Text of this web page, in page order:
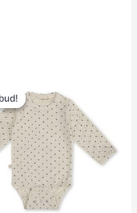
oprindelige
pris
var:
199.95kr..
aktuelle
pris
er:
119.97kr..